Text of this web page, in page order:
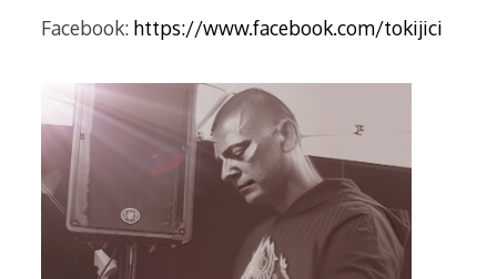
Facebook: https://www.facebook.com/tokijici